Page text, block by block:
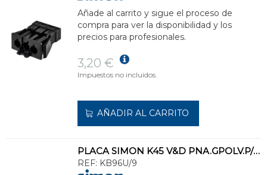
Añade al carrito y sigue el proceso de
compra para ver la disponibilidad y los
precios para profesionales.
3,20 €
Impuestos no incluidos.
AÑADIR AL CARRITO
PLACA SIMON K45 V&D PNA.GPOLV.P/2 CTR.CAT6 UTP BN
REF: KB96U/9